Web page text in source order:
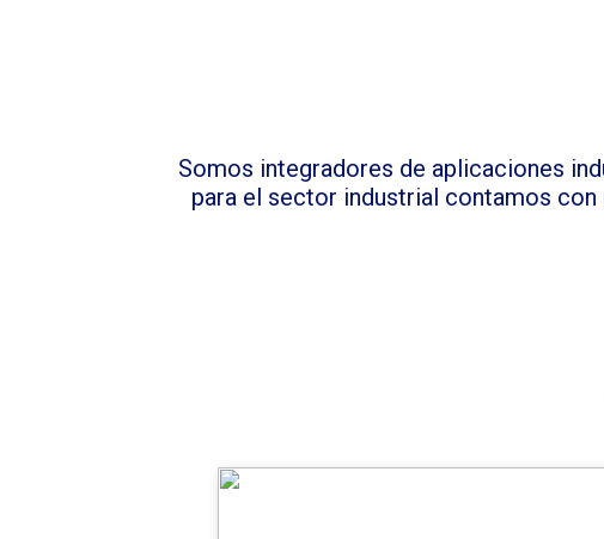
Somos integradores de aplicaciones
para el sector industrial contamos